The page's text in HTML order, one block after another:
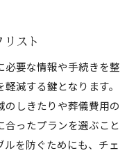
スト
必要な情報や手続きを整
減する鍵となります。
しきたりや葬儀費用の
ったプランを選ぶこと
を防ぐためにも、チェ